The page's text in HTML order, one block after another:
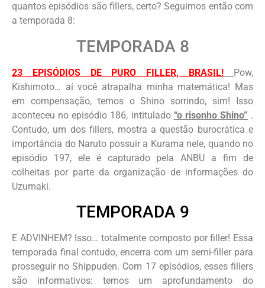
quantos episódios são fillers, certo? Seguimos então com
a temporada 8:
TEMPORADA 8
23 EPISÓDIOS DE PURO FILLER, BRASIL!
Pow,
Kishimoto… aí você atrapalha minha matemática! Mas
em compensação, temos o Shino sorrindo, sim! Isso
aconteceu no episódio 186, intitulado “o risonho Shino” .
Contudo, um dos fillers, mostra a questão burocrática e
importância do Naruto possuir a Kurama nele, quando no
episódio 197, ele é capturado pela ANBU a fim de
colheitas por parte da organização de informações do
Uzumaki.
TEMPORADA 9
E ADVINHEM? Isso… totalmente composto por filler! Essa
temporada final contudo, encerra com um semi-filler para
prosseguir no Shippuden. Com 17 episódios, esses fillers
são informativos: temos um aprofundamento do